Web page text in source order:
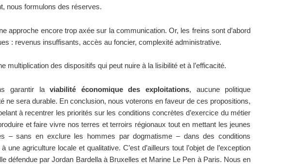
nous formulons des réserves.
approche encore trop axée sur la communication. Or, les freins sont d’abord
: revenus insuffisants, accès au foncier, complexité administrative.
multiplication des dispositifs qui peut nuire à la lisibilité et à l’efficacité.
garantir laviabilité économique des exploitations, aucune politique
ne sera durable. En conclusion, nous voterons en faveur de ces propositions,
à recentrer les priorités sur les conditions concrètes d’exercice du métier
et faire vivre nos terres et terroirs régionaux tout en mettant les jeunes
– sans en exclure les hommes par dogmatisme – dans des conditions
une agriculture locale et qualitative. C’est d’ailleurs tout l’objet de l’exception
défendue par Jordan Bardella à Bruxelles et Marine Le Pen à Paris. Nous en